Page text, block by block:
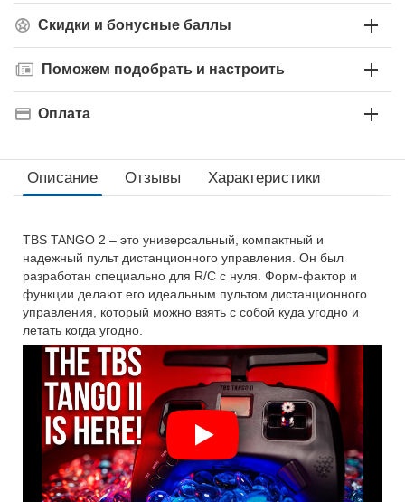
Скидки и бонусные баллы
Поможем подобрать и настроить
Оплата
Описание Отзывы Характеристики
TBS TANGO 2 – это универсальный, компактный и
надежный пульт дистанционного управления. Он был
разработан специально для R/C с нуля. Форм-фактор и
функции делают его идеальным пультом дистанционного
управления, который можно взять с собой куда угодно и
летать когда угодно.